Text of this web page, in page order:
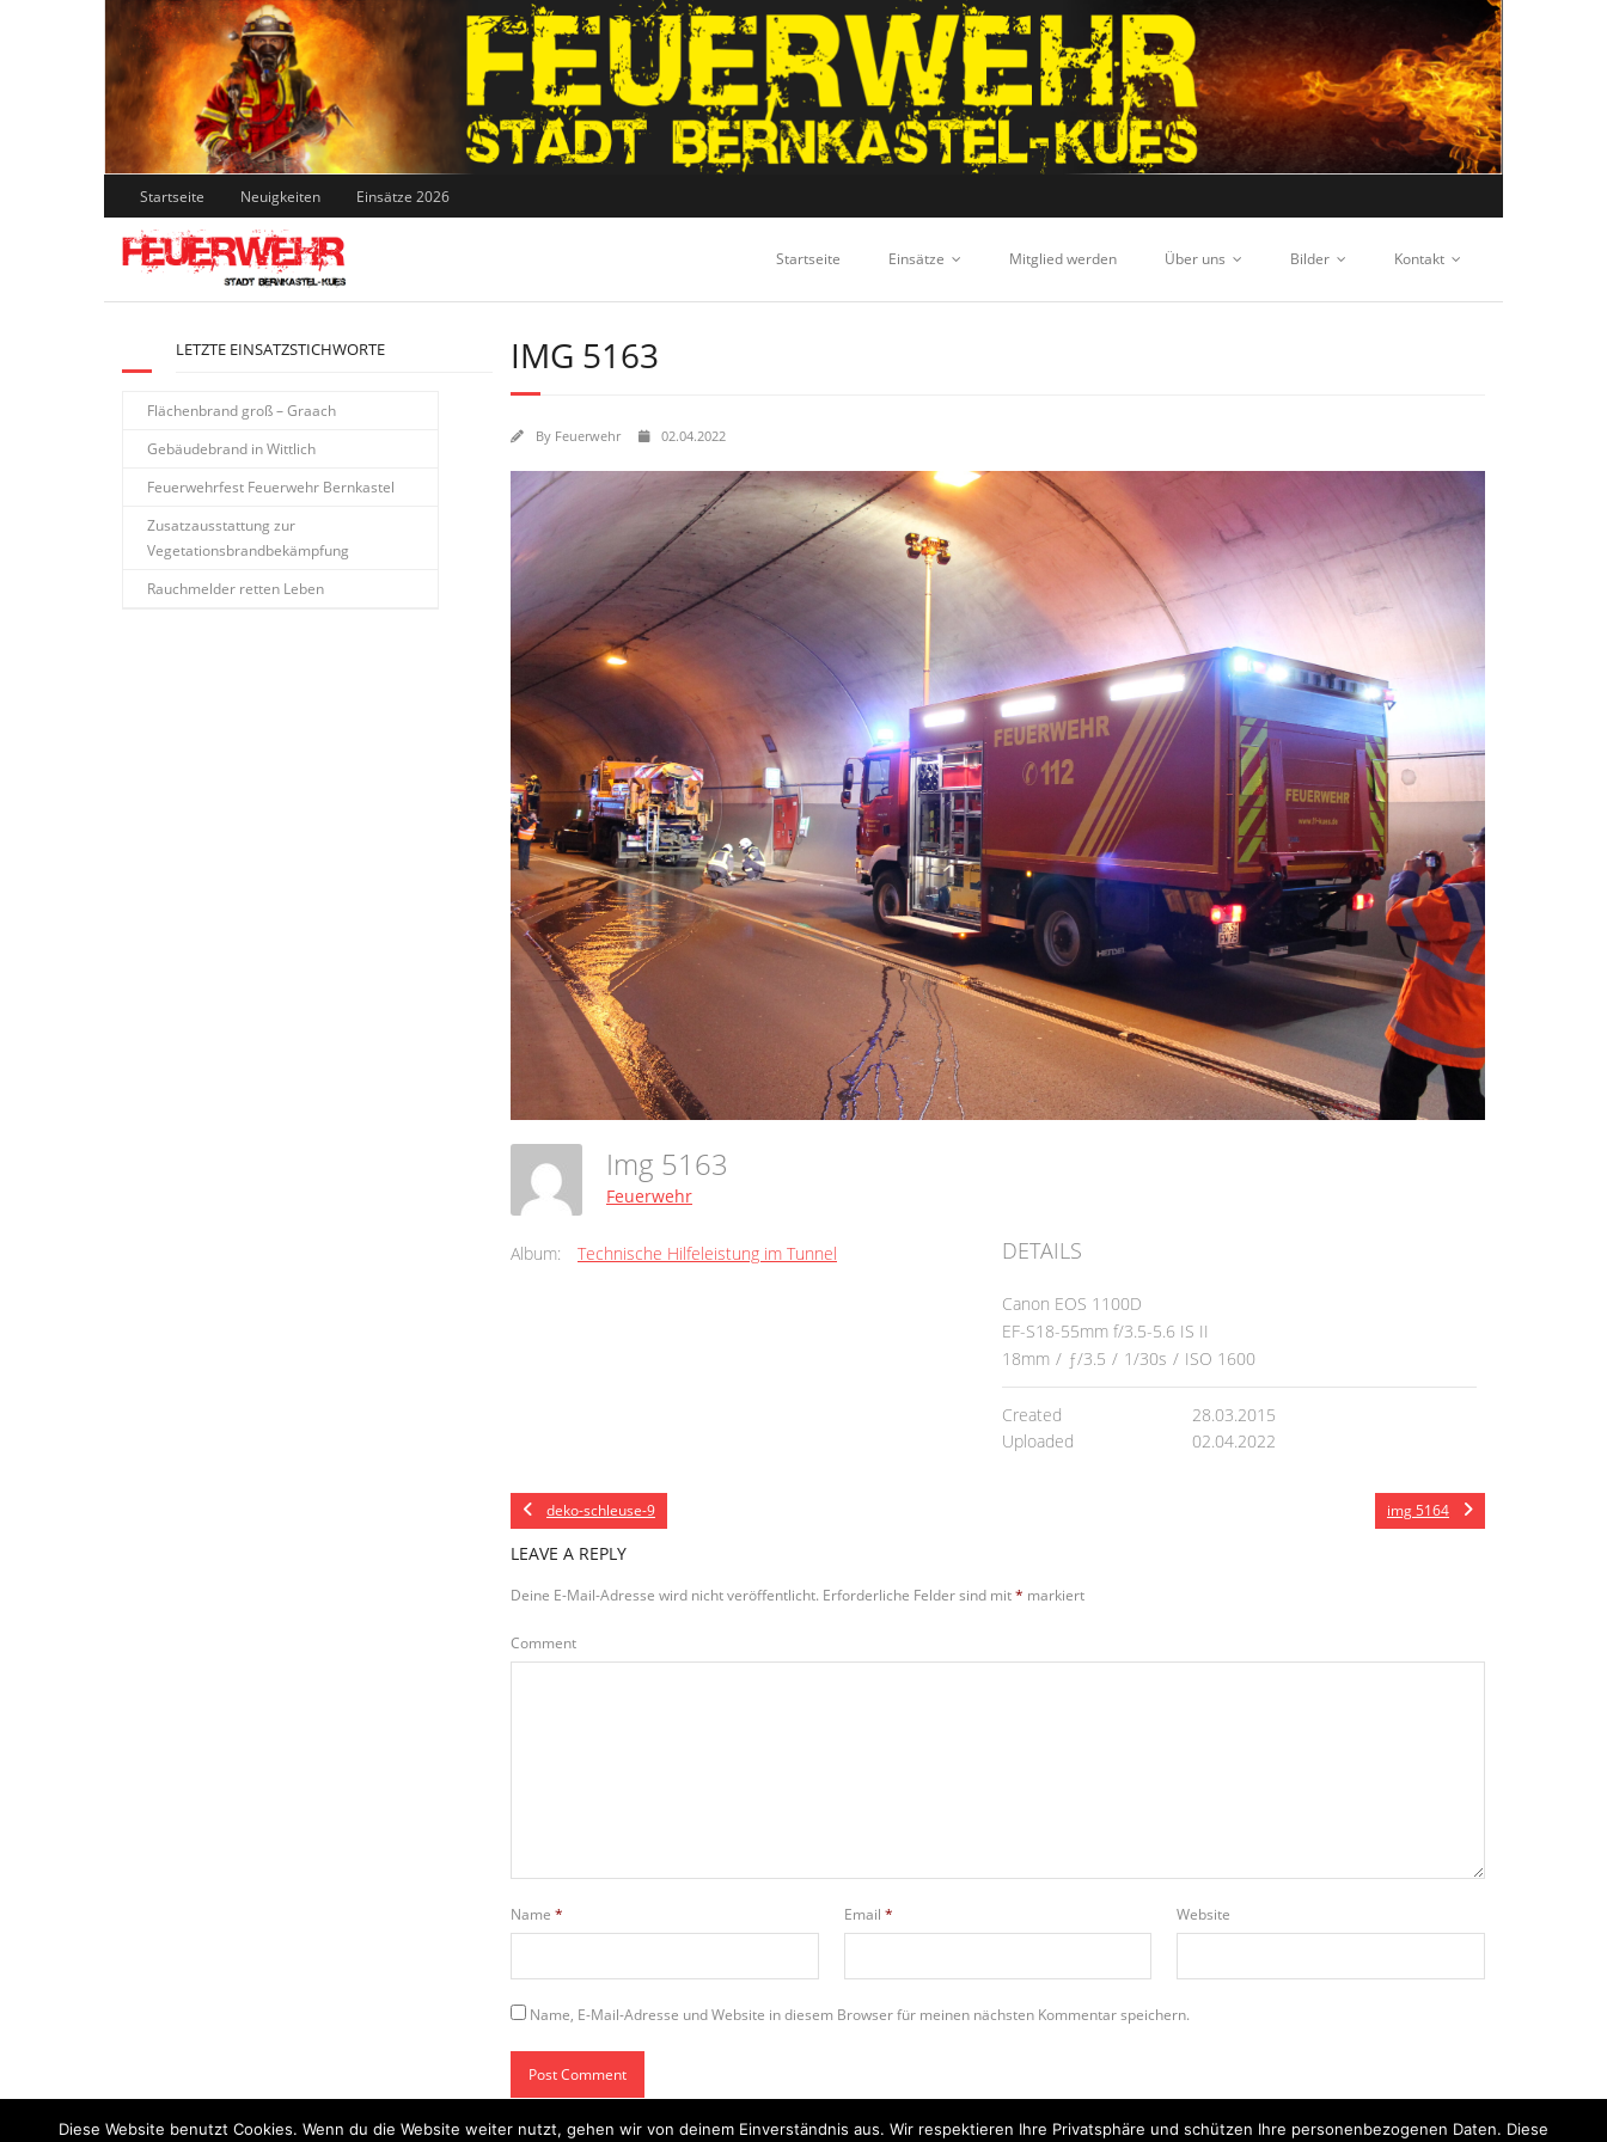
Skip
to
content
Startseite Neuigkeiten Einsätze 2026
Startseite Einsätze Mitglied werden Über uns Bilder Kontakt
IMG 5163
By Feuerwehr 02.04.2022
Img 5163
Feuerwehr
Album: Technische Hilfeleistung im Tunnel DETAILS
Canon EOS 1100D
EF-S18-55mm f/3.5-5.6 IS II
18mm / ƒ/3.5 / 1/30s / ISO 1600
Created
28.03.2015
Uploaded
02.04.2022
deko-schleuse-9 img 5164
LEAVE A REPLY
Deine E-Mail-Adresse wird nicht veröffentlicht. Erforderliche Felder sind mit* markiert
Comment
Name * Email * Website
Name, E-Mail-Adresse und Website in diesem Browser für meinen nächsten Kommentar speichern.
LETZTE EINSATZSTICHWORTE
Flächenbrand groß – Graach
Gebäudebrand in Wittlich
Feuerwehrfest Feuerwehr Bernkastel
Zusatzausstattung zur
Vegetationsbrandbekämpfung
Rauchmelder retten Leben
Diese Website benutzt Cookies. Wenn du die Website weiter nutzt, gehen wir von deinem Einverständnis aus. Wir respektieren Ihre Privatsphäre und schützen Ihre personenbezogenen Daten. Diese